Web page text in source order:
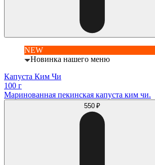
NEW
Новинка нашего меню
Капуста Ким Чи
100 г
Маринованная пекинская капуста ким чи.
550 ₽